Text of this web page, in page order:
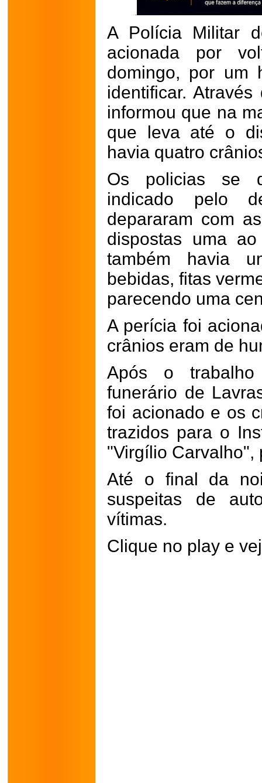
A Polícia Militar
acionada por
domingo, por um
identificar.
informou que na
que leva até o
havia quatro
Os policias se
indicado pelo
depararam com
dispostas uma
também havia
bebidas, fitas
parecendo uma
A perícia foi
crânios eram de
Após o
funerário de
foi acionado e os
trazidos para o
"Virgílio Carvalho",
Até o final da
suspeitas de
vítimas.
Clique no play e